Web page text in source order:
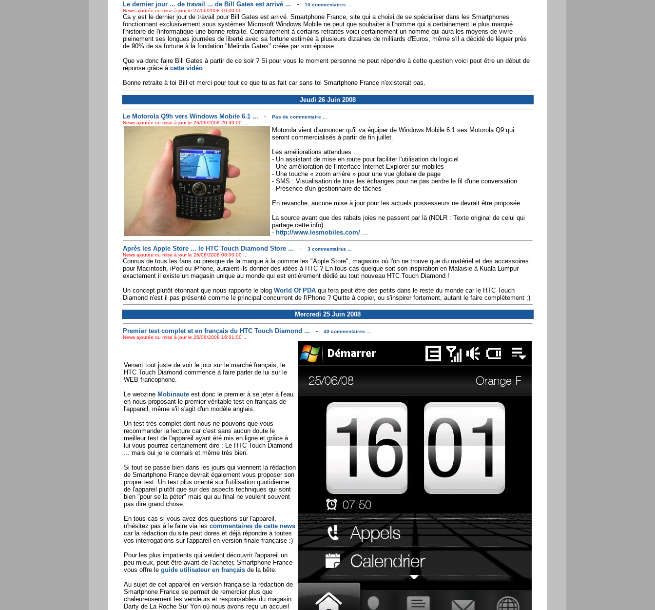
Le dernier jour ... de travail ... de Bill Gates est arrivé ... -
10 commentaires ...
News ajoutée ou mise à jour le 27/06/2008 10:00:00 ...
Ca y est le dernier jour de travail pour Bill Gates est arrivé. Smartphone France, site qui a choisi de se spécialiser dans les Smartphones
fonctionnant exclusivement sous systèmes Microsoft Windows Mobile ne peut que souhaiter à l'homme qui a certainement le plus marqué
l'histoire de l'informatique une bonne retraite. Contrairement à certains retraités voici certainement un homme qui aura les moyens de vivre
pleinement ses longues journées de liberté avec sa fortune estimée à plusieurs dizaines de milliards d'Euros, même s'il a décidé de léguer près
de 90% de sa fortune à la fondation "Melinda Gates" créée par son épouse.
Que va donc faire Bill Gates à partir de ce soir ? Si pour vous le moment personne ne peut répondre à cette question voici peut être un début de
réponse grâce à cette vidéo.
Bonne retraite à toi Bill et merci pour tout ce que tu as fait car sans toi Smartphone France n'existerait pas.
Jeudi 26 Juin 2008
Le Motorola Q9h vers Windows Mobile 6.1 ... -
Pas de commentaire ...
News ajoutée ou mise à jour le 26/06/2008 20:30:00 ...
Motorola vient d'annoncer qu'il va équiper de Windows Mobile 6.1 ses Motorola Q9 qui
seront commercialisés à partir de fin juillet.
Les améliorations attendues :
- Un assistant de mise en route pour faciliter l'utilisation du logiciel
- Une amélioration de l'interface Internet Explorer sur mobiles
- Une touche « zoom arrière » pour une vue globale de page
- SMS : Visualisation de tous les échanges pour ne pas perdre le fil d'une conversation
- Présence d'un gestionnaire de tâches
En revanche, aucune mise à jour pour les actuels possesseurs ne devrait être proposée.
La source avant que des rabats joies ne passent par là (NDLR : Texte original de celui qui
partage cette info) :
- http://www.lesmobiles.com/...
Après les Apple Store ... le HTC Touch Diamond Store ... -
3 commentaires ...
News ajoutée ou mise à jour le 26/06/2008 08:00:00 ...
Connus de tous les fans ou presque de la marque à la pomme les "Apple Store", magasins où l'on ne trouve que du matériel et des accessoires
pour Macintosh, iPod ou iPhone, auraient ils donner des idées à HTC ? En tous cas quelque soit son inspiration en Malaisie à Kuala Lumpur
exactement il existe un magasin unique au monde qui est entièrement dédié au tout nouveau HTC Touch Diamond !
Un concept plutôt étonnant que nous rapporte le blog World Of PDAqui fera peut être des petits dans le reste du monde car le HTC Touch
Diamond n'est il pas présenté comme le principal concurrent de l'iPhone ? Quitte à copier, ou s'inspirer fortement, autant le faire complètement ;)
Mercredi 25 Juin 2008
Premier test complet et en français du HTC Touch Diamond ... -
49 commentaires ...
News ajoutée ou mise à jour le 25/06/2008 16:01:00 ...
Venant tout juste de voir le jour sur le marché français, le
HTC Touch Diamond commence à faire parler de lui sur le
WEB francophone.
Le webzine Mobinauteest donc le premier à se jeter à l'eau
en nous proposant le premier véritable test en français de
l'appareil, même s'il s'agit d'un modèle anglais.
Un test très complet dont nous ne pouvons que vous
recommander la lecture car c'est sans aucun doute le
meilleur test de l'appareil ayant été mis en ligne et grâce à
lui vous pourrez certainement dire : Le HTC Touch Diamond
... mais oui je le connais et même très bien.
Si tout se passe bien dans les jours qui viennent la rédaction
de Smartphone France devrait également vous proposer son
propre test. Un test plus orienté sur l'utilisation quotidienne
de l'appareil plutôt que sur des aspects techniques qui sont
bien "pour se la péter" mais qui au final ne veulent souvent
pas dire grand chose.
En tous cas si vous avez des questions sur l'appareil,
n'hésitez pas à le faire via les commentaires de cette news
car la rédaction du site peut dores et déjà répondre à toutes
vos interrogations sur l'appareil en version finale française :)
Pour les plus impatients qui veulent découvrir l'appareil un
peu mieux, peut être avant de l'acheter, Smartphone France
vous offre le guide utilisateur en françaisde la bête.
Au sujet de cet appareil en version française la rédaction de
Smartphone France se permet de remercier plus que
chaleureusement les vendeurs et responsables du magasin
Darty de La Roche Sur Yon où nous avons reçu un accueil